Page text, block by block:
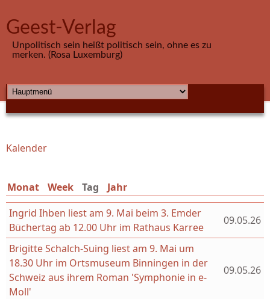
Geest-Verlag
Unpolitisch sein heißt politisch sein, ohne es zu
merken. (Rosa Luxemburg)
HAUPTMENÜ
Sie sind hier
Kalender
Monat Week Tag (aktiver Reiter)
Jahr
Ingrid Ihben liest am 9. Mai beim 3. Emder
Büchertag ab 12.00 Uhr im Rathaus Karree
09.05.26
Brigitte Schalch-Suing liest am 9. Mai um
18.30 Uhr im Ortsmuseum Binningen in der
Schweiz aus ihrem Roman 'Symphonie in e-
Moll'
09.05.26